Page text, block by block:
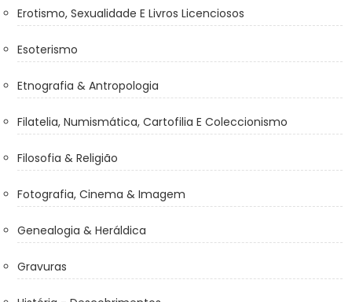
Erotismo, Sexualidade E Livros Licenciosos
Esoterismo
Etnografia & Antropologia
Filatelia, Numismática, Cartofilia E Coleccionismo
Filosofia & Religião
Fotografia, Cinema & Imagem
Genealogia & Heráldica
Gravuras